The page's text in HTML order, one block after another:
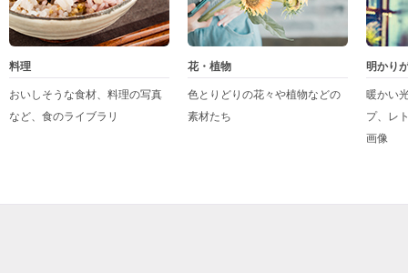
料理
おいしそうな食材、料理の写真
など、食のライブラリ
花・植物
色とりどりの花々や植物などの
素材たち
明かり
暖かい
プ、レ
画像